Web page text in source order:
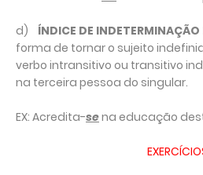
d) ÍNDICE DE
forma de tornar o sujeito
verbo intransitivo ou transitivo
na terceira pessoa do singular.
EX: Acredita-sena educação